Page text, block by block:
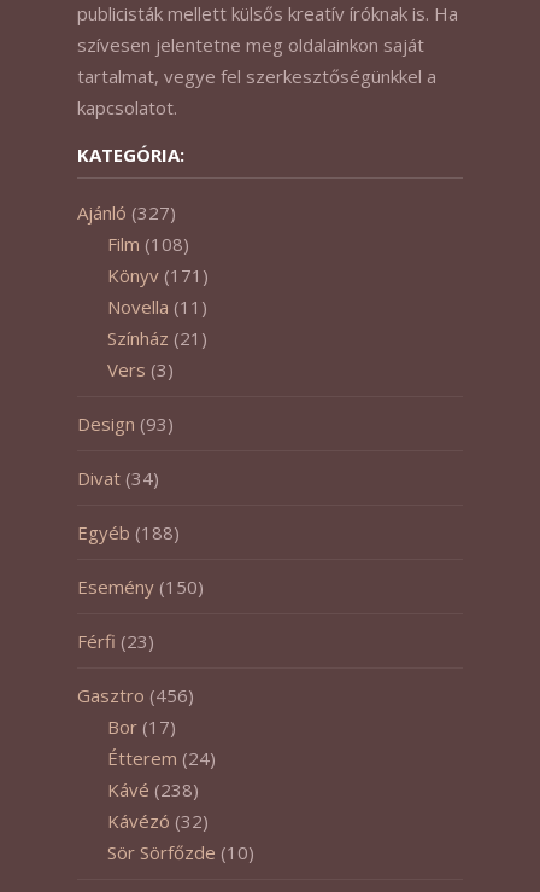
publicisták mellett külsős kreatív íróknak is. Ha
szívesen jelentetne meg oldalainkon saját
tartalmat, vegye fel szerkesztőségünkkel a
kapcsolatot.
KATEGÓRIA:
Ajánló (327)
Film (108)
Könyv (171)
Novella (11)
Színház (21)
Vers (3)
Design (93)
Divat (34)
Egyéb (188)
Esemény (150)
Férfi (23)
Gasztro (456)
Bor (17)
Étterem (24)
Kávé (238)
Kávézó (32)
Sör Sörfőzde (10)